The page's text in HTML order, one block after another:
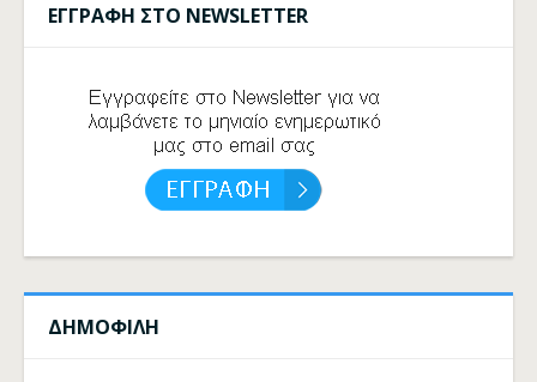
ΕΓΓΡΑΦΗ ΣΤΟ NEWSLETTER
ΔΗΜΟΦΙΛΗ